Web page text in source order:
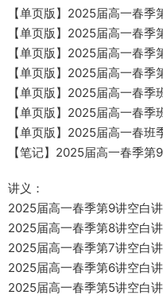
【单页版】2025届高一春季
【单页版】2025届高一春季
【单页版】2025届高一春季
【单页版】2025届高一春季
【单页版】2025届高一春季
【单页版】2025届高一春季
【单页版】2025届高一春班
【笔记】2025届高一春季第
讲义：
2025届高一春季第9讲空白
2025届高一春季第8讲空白
2025届高一春季第7讲空白
2025届高一春季第6讲空白
2025届高一春季第5讲空白